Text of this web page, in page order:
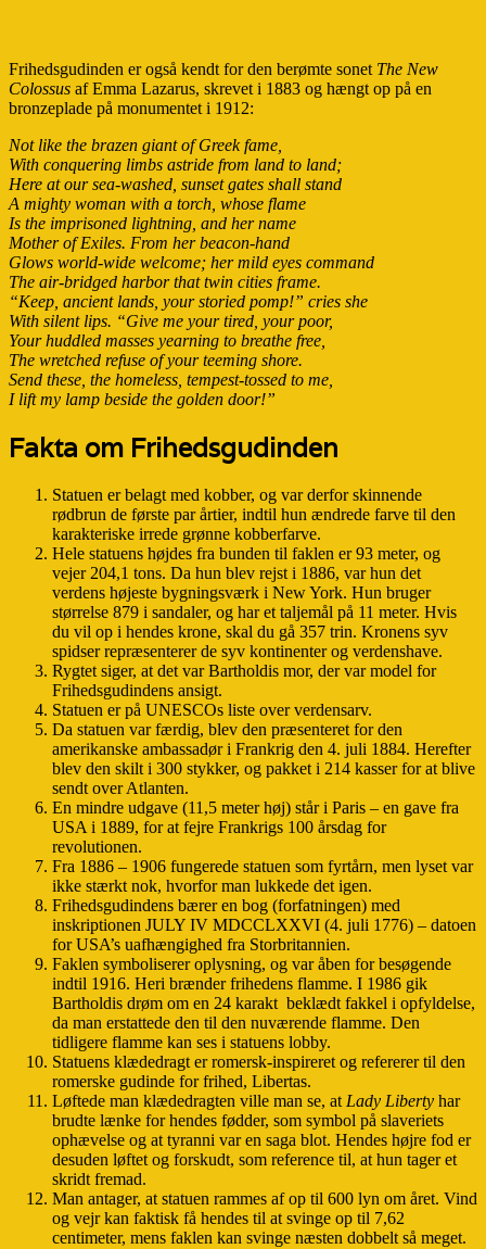
Frihedsgudinden er også kendt for den berømte sonet The New
Colossus af Emma Lazarus, skrevet i 1883 og hængt op på en
bronzeplade på monumentet i 1912:
Not like the brazen giant of Greek fame,
With conquering limbs astride from land to land;
Here at our sea-washed, sunset gates shall stand
A mighty woman with a torch, whose flame
Is the imprisoned lightning, and her name
Mother of Exiles. From her beacon-hand
Glows world-wide welcome; her mild eyes command
The air-bridged harbor that twin cities frame.
“Keep, ancient lands, your storied pomp!” cries she
With silent lips. “Give me your tired, your poor,
Your huddled masses yearning to breathe free,
The wretched refuse of your teeming shore.
Send these, the homeless, tempest-tossed to me,
I lift my lamp beside the golden door!”
Fakta om Frihedsgudinden
Statuen er belagt med kobber, og var derfor skinnende
rødbrun de første par årtier, indtil hun ændrede farve til den
karakteriske irrede grønne kobberfarve.
Hele statuens højdes fra bunden til faklen er 93 meter, og
vejer 204,1 tons. Da hun blev rejst i 1886, var hun det
verdens højeste bygningsværk i New York. Hun bruger
størrelse 879 i sandaler, og har et taljemål på 11 meter. Hvis
du vil op i hendes krone, skal du gå 357 trin. Kronens syv
spidser repræsenterer de syv kontinenter og verdenshave.
Rygtet siger, at det var Bartholdis mor, der var model for
Frihedsgudindens ansigt.
Statuen er på UNESCOs liste over verdensarv.
Da statuen var færdig, blev den præsenteret for den
amerikanske ambassadør i Frankrig den 4. juli 1884. Herefter
blev den skilt i 300 stykker, og pakket i 214 kasser for at blive
sendt over Atlanten.
En mindre udgave (11,5 meter høj) står i Paris – en gave fra
USA i 1889, for at fejre Frankrigs 100 årsdag for
revolutionen.
Fra 1886 – 1906 fungerede statuen som fyrtårn, men lyset var
ikke stærkt nok, hvorfor man lukkede det igen.
Frihedsgudindens bærer en bog (forfatningen) med
inskriptionen JULY IV MDCCLXXVI (4. juli 1776) – datoen
for USA’s uafhængighed fra Storbritannien.
Faklen symboliserer oplysning, og var åben for besøgende
indtil 1916. Heri brænder frihedens flamme. I 1986 gik
Bartholdis drøm om en 24 karakt beklædt fakkel i opfyldelse,
da man erstattede den til den nuværende flamme. Den
tidligere flamme kan ses i statuens lobby.
Statuens klædedragt er romersk-inspireret og refererer til den
romerske gudinde for frihed, Libertas.
Løftede man klædedragten ville man se, atLady Liberty har
brudte lænke for hendes fødder, som symbol på slaveriets
ophævelse og at tyranni var en saga blot. Hendes højre fod er
desuden løftet og forskudt, som reference til, at hun tager et
skridt fremad.
Man antager, at statuen rammes af op til 600 lyn om året. Vind
og vejr kan faktisk få hendes til at svinge op til 7,62
centimeter, mens faklen kan svinge næsten dobbelt så meget.